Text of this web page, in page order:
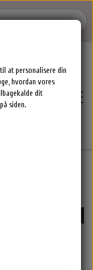
at personalisere din
hvordan vores
dit
siden.